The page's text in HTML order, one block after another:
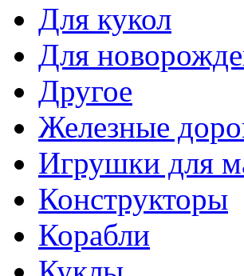
Для кукол
Для
Другое
Железные
Игрушки для
Конструкторы
Корабли